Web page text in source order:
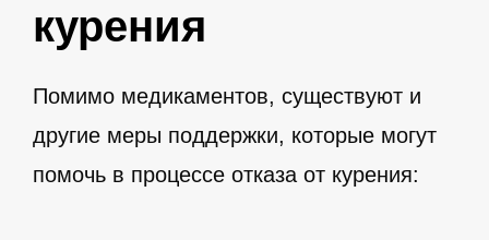
курения
Помимо медикаментов, существуют и
другие меры поддержки, которые могут
помочь в процессе отказа от курения: